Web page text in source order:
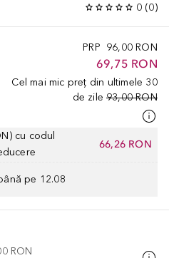
0 (0)
PRP 96,00 RON
69,75 RON
Cel mai mic preț din ultimele 30
de zile 93,00 RON
cu codul
66,26 RON
pe 12.08
RON